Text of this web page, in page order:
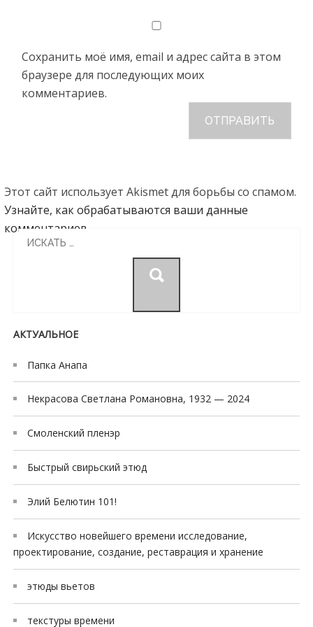
Сохранить моё имя, email и адрес сайта в этом
браузере для последующих моих
комментариев.
Этот сайт использует Akismet для борьбы со спамом.
Узнайте, как обрабатываются ваши данные
комментариев
АКТУАЛЬНОЕ
Папка Анапа
Некрасова Светлана Романовна, 1932 — 2024
Смоленский пленэр
Быстрый свирьский этюд
Элий Белютин 101!
Искусство новейшего времени исследование,
проектирование, создание, реставрация и хранение
этюды вьетов
текстуры времени